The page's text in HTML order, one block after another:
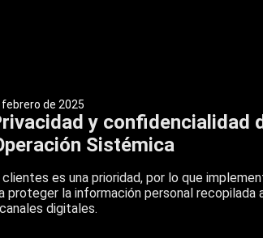
de 2025
y confidencialidad
Sistémica
es una prioridad, por lo que
proteger la información personal recopilada
digitales.